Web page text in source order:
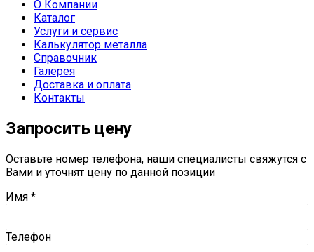
О Компании
Каталог
Услуги и сервис
Калькулятор металла
Справочник
Галерея
Доставка и оплата
Контакты
Запросить цену
Оставьте номер телефона, наши специалисты свяжутся с
Вами и уточнят цену по данной позиции
Имя *
Телефон